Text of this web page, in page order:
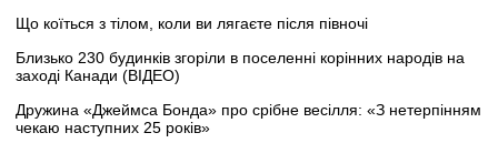
Що коїться з тілом, коли ви лягаєте після півночі
Близько 230 будинків згоріли в поселенні корінних народів на
заході Канади (ВІДЕО)
Дружина «Джеймса Бонда» про срібне весілля: «З нетерпінням
чекаю наступних 25 років»